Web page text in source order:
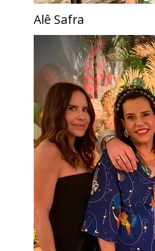
Alê Safra